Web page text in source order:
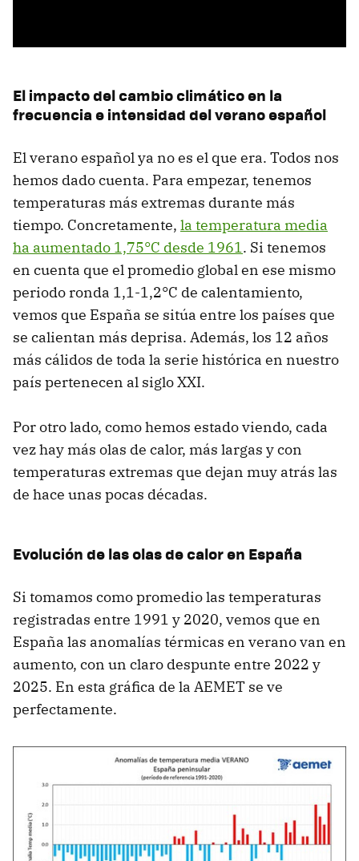
El impacto del cambio climático en la
frecuencia e intensidad del verano español
El verano español ya no es el que era. Todos nos
hemos dado cuenta. Para empezar, tenemos
temperaturas más extremas durante más
tiempo. Concretamente, la temperatura media
ha aumentado 1,75°C desde 1961. Si tenemos
en cuenta que el promedio global en ese mismo
periodo ronda 1,1-1,2°C de calentamiento,
vemos que España se sitúa entre los países que
se calientan más deprisa. Además, los 12 años
más cálidos de toda la serie histórica en nuestro
país pertenecen al siglo XXI.
Por otro lado, como hemos estado viendo, cada
vez hay más olas de calor, más largas y con
temperaturas extremas que dejan muy atrás las
de hace unas pocas décadas.
Evolución de las olas de calor en España
Si tomamos como promedio las temperaturas
registradas entre 1991 y 2020, vemos que en
España las anomalías térmicas en verano van en
aumento, con un claro despunte entre 2022 y
2025. En esta gráfica de la AEMET se ve
perfectamente.